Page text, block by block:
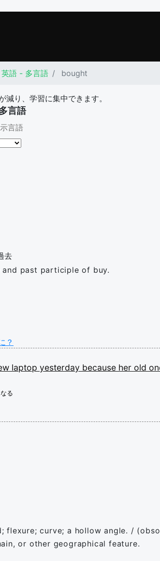
英語 - 多言語 bought
減り、学習に集中できます。
言語
言語
去
and past participle of buy.
？
laptop yesterday because her old
る
flexure; curve; a hollow angle. /
or other geographical feature.